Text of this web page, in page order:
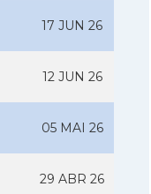
17 JUN 26
12 JUN 26
05 MAI 26
29 ABR 26